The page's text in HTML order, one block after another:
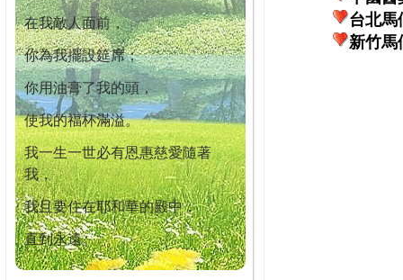
在我敵人面前，
你為我擺設筵席；
你用油膏了我的頭，
使我的福杯滿溢。
我一生一世必有恩惠慈愛隨著
我，
我且要住在耶和華的殿中，
直到永遠。
台北馬
新竹馬